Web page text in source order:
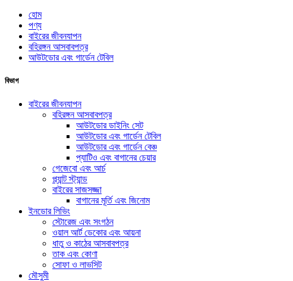
হোম
পণ্য
বাইরের জীবনযাপন
বহিরঙ্গন আসবাবপত্র
আউটডোর এবং গার্ডেন টেবিল
বিভাগ
বাইরের জীবনযাপন
বহিরঙ্গন আসবাবপত্র
আউটডোর ডাইনিং সেট
আউটডোর এবং গার্ডেন টেবিল
আউটডোর এবং গার্ডেন বেঞ্চ
প্যাটিও এবং বাগানের চেয়ার
গেজেবো এবং আর্চ
প্ল্যান্ট স্ট্যান্ড
বাইরের সাজসজ্জা
বাগানের মূর্তি এবং জিনোম
ইনডোর লিভিং
স্টোরেজ এবং সংগঠন
ওয়াল আর্ট ডেকোর এবং আয়না
ধাতু ও কাঠের আসবাবপত্র
তাক এবং কোণা
সোফা ও লাভসিট
মৌসুমী